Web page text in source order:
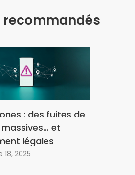
: des fuites de
et
légales
2025